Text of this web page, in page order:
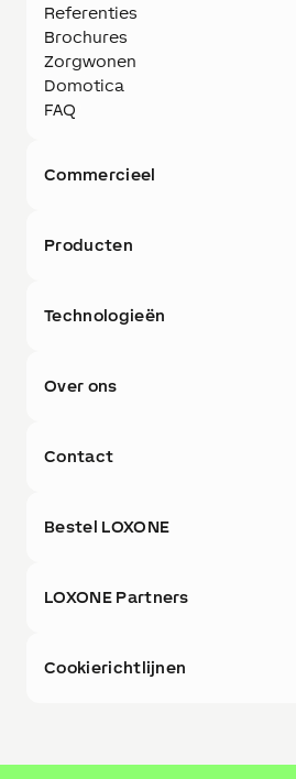
Referenties
Brochures
Zorgwonen
Domotica
FAQ
Commercieel
Producten
Technologieën
Over ons
Contact
Bestel LOXONE
LOXONE Partners
Cookierichtlijnen